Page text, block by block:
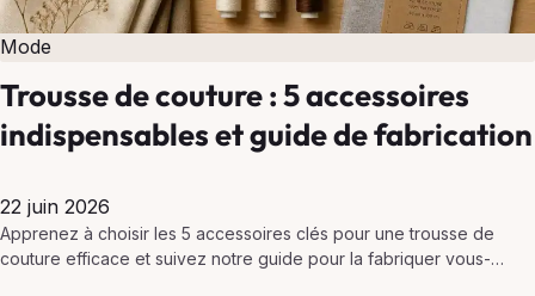
Mode
Trousse de couture : 5 accessoires
indispensables et guide de fabrication
22 juin 2026
Apprenez à choisir les 5 accessoires clés pour une trousse de
couture efficace et suivez notre guide pour la fabriquer vous-